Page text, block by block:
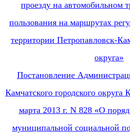
проезду на автомобильном
пользования на маршрутах
территории Петропавловск-
округа»
Постановление
Камчатского городского округа
марта 2013 г. N 828 «О
муниципальной социальной